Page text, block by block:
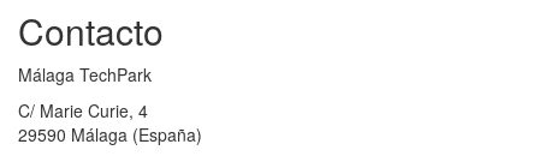
Contacto
Málaga TechPark
C/ Marie Curie, 4
29590 Málaga (España)